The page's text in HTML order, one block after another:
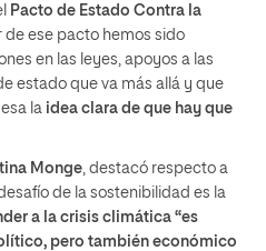
Pacto de Estado Contra la
de ese pacto hemos sido
en las leyes, apoyos a las
estado que va más allá y que
la idea clara de que hay que
Monge, destacó respecto a
de la sostenibilidad es la
a la crisis climática “es
pero también económico